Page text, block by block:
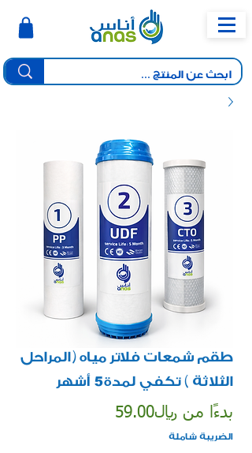
طقم شمعات فلاتر مياه (المراحل
الثلاثة ) تكفي لمدة 5 أشهر
بدءًا من ﷼59.00
الضريبة شاملة